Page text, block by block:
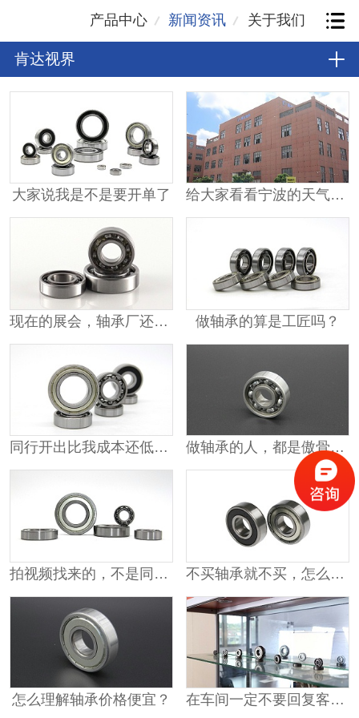
产品中心 新闻资讯 关于我们
肯达视界
大家说我是不是要开单了 给大家看看宁波的天气有多热？
现在的展会，轴承厂还要参展吗？ 做轴承的算是工匠吗？
同行开出比我成本还低的价格 做轴承的人，都是傲骨铮铮
拍视频找来的，不是同行就是供应商 不买轴承就不买，怎么能打人呢？
怎么理解轴承价格便宜？ 在车间一定不要回复客户的消息